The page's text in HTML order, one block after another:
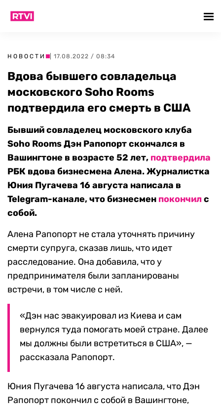
НОВОСТИ | 17.08.2022 / 08:34
Вдова бывшего совладельца
московского Soho Rooms
подтвердила его смерть в США
Бывший совладелец московского клуба
Soho Rooms Дэн Рапопорт скончался в
Вашингтоне в возрасте 52 лет, подтвердила
РБК вдова бизнесмена Алена. Журналистка
Юния Пугачева 16 августа написала в
Telegram-канале, что бизнесмен покончилс
собой.
Алена Рапопорт не стала уточнять причину
смерти супруга, сказав лишь, что идет
расследование. Она добавила, что у
предпринимателя были запланированы
встречи, в том числе с ней.
«Дэн нас эвакуировал из Киева и сам
вернулся туда помогать моей стране. Далее
мы должны были встретиться в США», —
рассказала Рапопорт.
Юния Пугачева 16 августа написала, что Дэн
Рапопорт покончил с собой в Вашингтоне,